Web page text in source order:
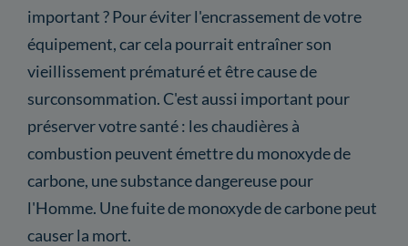
important ? Pour éviter l'encrassement de votre
équipement, car cela pourrait entraîner son
vieillissement prématuré et être cause de
surconsommation. C'est aussi important pour
préserver votre santé : les chaudières à
combustion peuvent émettre du monoxyde de
carbone, une substance dangereuse pour
l'Homme. Une fuite de monoxyde de carbone peut
causer la mort.